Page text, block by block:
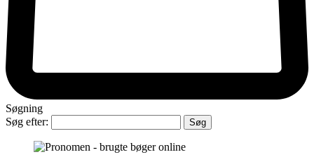
Søgning
Søg efter: